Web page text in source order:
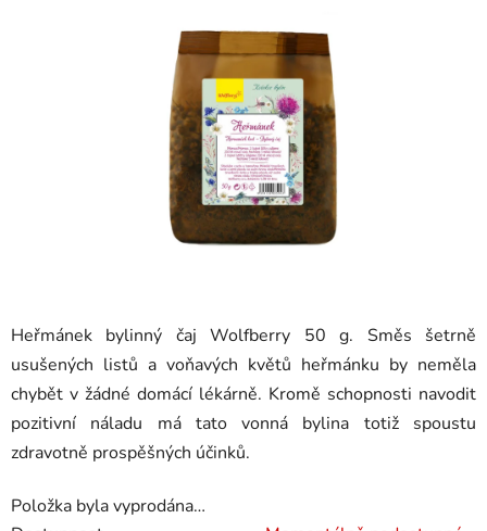
Heřmánek bylinný čaj Wolfberry 50 g. Směs šetrně
usušených listů a voňavých květů heřmánku by neměla
chybět v žádné domácí lékárně. Kromě schopnosti navodit
pozitivní náladu má tato vonná bylina totiž spoustu
zdravotně prospěšných účinků.
Položka byla vyprodána…